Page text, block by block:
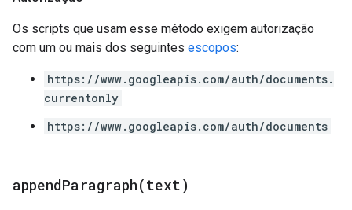
Os scripts que usam esse método exigem autorização
com um ou mais dos seguintes escopos:
https://www.googleapis.com/auth/documents.
currentonly
https://www.googleapis.com/auth/documents
appendParagraph(text)